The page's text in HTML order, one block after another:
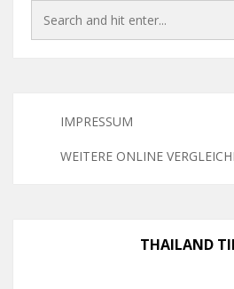
IMPRESSUM
WEITERE ONLINE
THAILAND